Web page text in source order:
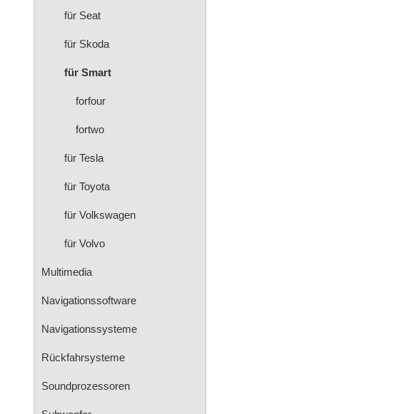
für Seat
für Skoda
für Smart
forfour
fortwo
für Tesla
für Toyota
für Volkswagen
für Volvo
Multimedia
Navigationssoftware
Navigationssysteme
Rückfahrsysteme
Soundprozessoren